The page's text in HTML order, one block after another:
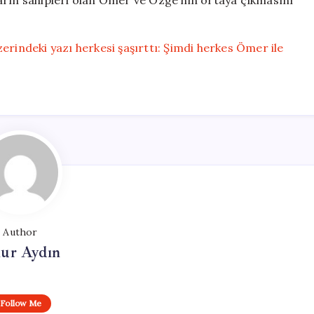
yazı herkesi şaşırttı: Şimdi herkes Ömer ile
Author
Aydın
Follow Me